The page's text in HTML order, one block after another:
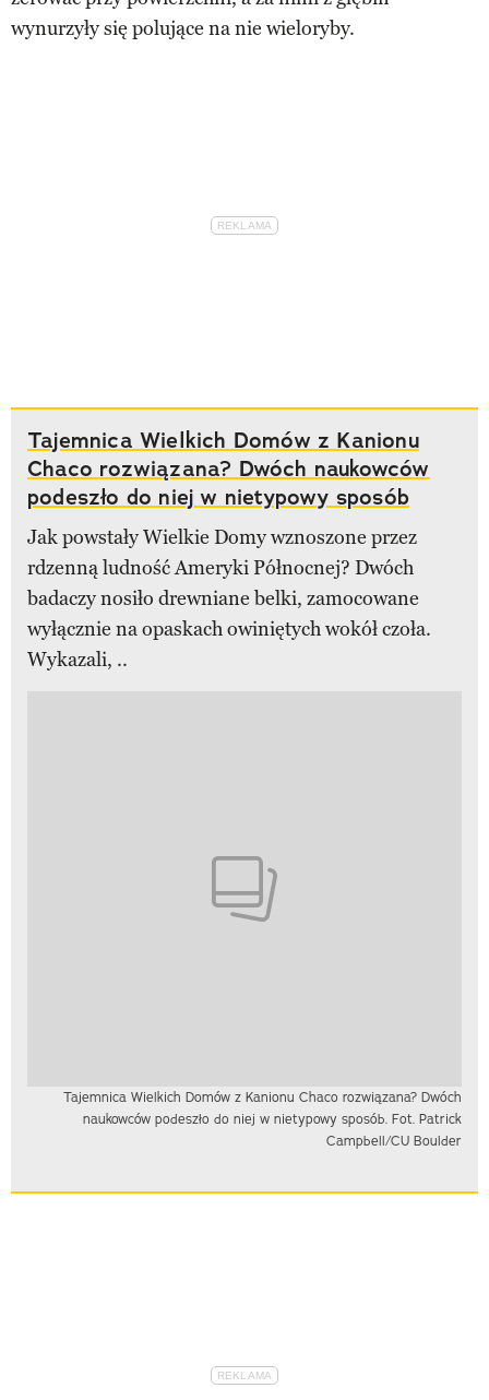
wynurzyły się polujące na nie wieloryby.
Tajemnica Wielkich Domów z Kanionu
Chaco rozwiązana? Dwóch naukowców
podeszło do niej w nietypowy sposób
Jak powstały Wielkie Domy wznoszone przez
rdzenną ludność Ameryki Północnej? Dwóch
badaczy nosiło drewniane belki, zamocowane
wyłącznie na opaskach owiniętych wokół czoła.
Wykazali, ..
Tajemnica Wielkich Domów z Kanionu Chaco rozwiązana? Dwóch
naukowców podeszło do niej w nietypowy sposób. Fot. Patrick
Campbell/CU Boulder